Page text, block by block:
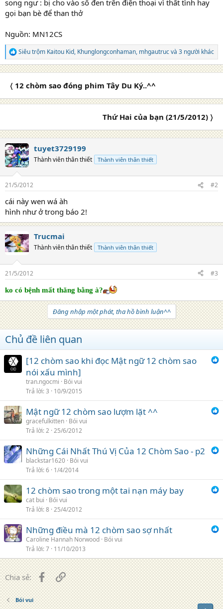
song ngư : bị cho vào sổ đen trên điện thoại vì thất tình hay
gọi bạn bè để than thở
Nguồn: MN12CS
R
e
a
o
Siêu trộm Kaitou Kid, Khunglongconhaman, mhgautrucvà 3 người khác
〈 12 chòm sao đóng phim Tây Du Ký..^^
Thứ Hai của bạn (21/5/2012) 〉
tuyet3729199
Thành viên thân thiết Thành viên thân thiết
21/5/2012 #2
cái này wen wá àh
hình như ở trong báo 2!
Trucmai
Thành viên thân thiết Thành viên thân thiết
21/5/2012 #3
ko có bệnh mất thăng bằng à?
Đăng nhập một phát, tha hồ bình luận^^
Chủ đề liên quan
[12 chòm sao khi đọc Mật ngữ 12 chòm sao
nói xấu mình]
tran.ngocmi
Bói vui
Trả lời 3 10/9/2015
Mật ngữ 12 chòm sao lượm lặt ^^
gracefulkitten Bói vui
Trả lời 2 25/6/2012
Những Cái Nhất Thú Vị Của 12 Chòm Sao - p2
blackstar1620 Bói vui
Trả lời 6 1/4/2014
12 chòm sao trong một tai nạn máy bay
cat bui
Bói vui
Trả lời 8 25/4/2012
Những điều mà 12 chòm sao sợ nhất
Caroline Hannah Norwood Bói vui
Trả lời 7 11/10/2013
Chia sẻ: FacebookLiên kết
Bói vui